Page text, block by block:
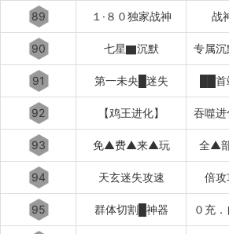
89 １·８０独家战神 战
90 七星▇沉默 专属
91 第一未央█迷失 ██
92 【鸡王进化】 吞噬
93 免▲费▲来▲玩 全▲
94 天玄迷失攻速 倍攻
95 群体切割█神器 ０充